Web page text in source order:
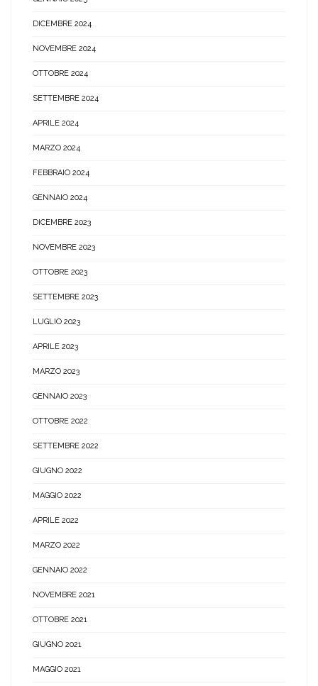
DICEMBRE 2024
NOVEMBRE 2024
OTTOBRE 2024
SETTEMBRE 2024
APRILE 2024
MARZO 2024
FEBBRAIO 2024
GENNAIO 2024
DICEMBRE 2023
NOVEMBRE 2023
OTTOBRE 2023
SETTEMBRE 2023
LUGLIO 2023
APRILE 2023
MARZO 2023
GENNAIO 2023
OTTOBRE 2022
SETTEMBRE 2022
GIUGNO 2022
MAGGIO 2022
APRILE 2022
MARZO 2022
GENNAIO 2022
NOVEMBRE 2021
OTTOBRE 2021
GIUGNO 2021
MAGGIO 2021